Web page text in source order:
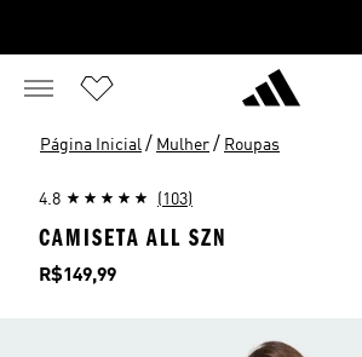
Página Inicial / Mulher / Roupas
4.8 (103)
CAMISETA ALL SZN
Preço
R$149,99